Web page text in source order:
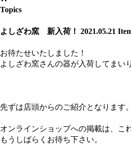
Topics
よしざわ窯 新入荷！ 2021.05.21
お待たせいたしました！
よしざわ窯さんの器が入荷してまい
先ずは店頭からのご紹介となります。
オンラインショップへの掲載は、こ
もうしばらくお待ち下さい。